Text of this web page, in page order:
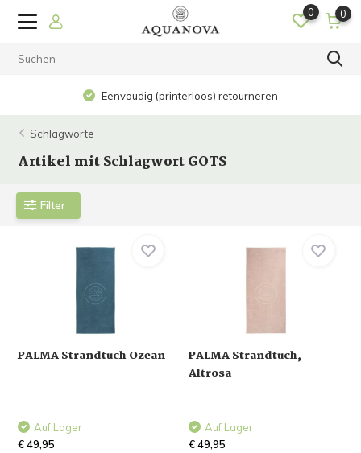
0 0
Eenvoudig (printerloos) retourneren
Schlagworte
Artikel mit Schlagwort GOTS
Filter
PALMA Strandtuch Ozean
Auf Lager
€ 49,95
PALMA Strandtuch,
Altrosa
Auf Lager
€ 49,95